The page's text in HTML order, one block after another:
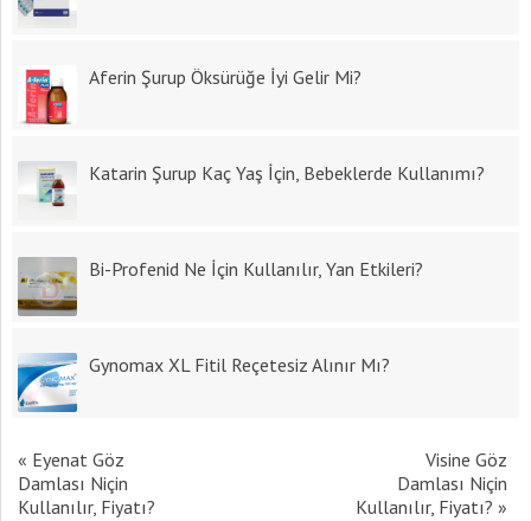
Aferin Şurup Öksürüğe İyi Gelir Mi?
Katarin Şurup Kaç Yaş İçin, Bebeklerde Kullanımı?
Bi-Profenid Ne İçin Kullanılır, Yan Etkileri?
Gynomax XL Fitil Reçetesiz Alınır Mı?
« Eyenat Göz
Damlası Niçin
Kullanılır, Fiyatı?
Visine Göz
Damlası Niçin
Kullanılır, Fiyatı? »